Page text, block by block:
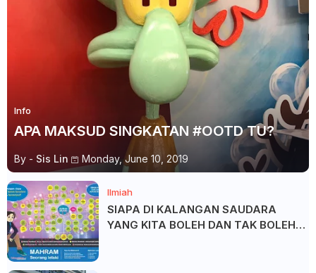
Info
APA MAKSUD SINGKATAN #OOTD TU?
By - Sis Lin Monday, June 10, 2019
Ilmiah
SIAPA DI KALANGAN SAUDARA
YANG KITA BOLEH DAN TAK BOLEH